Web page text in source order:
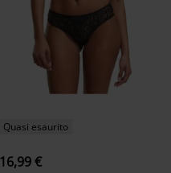
Quasi esaurito
16,99 €